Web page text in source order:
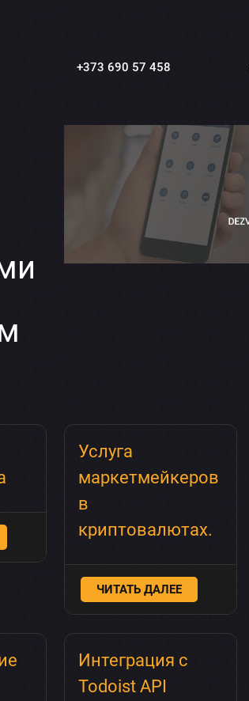
+373 690 57 458
Услуга
маркетмейкеров
в
криптовалютах.
ЧИТАТЬ ДАЛЕЕ
Интеграция с
Todoist API